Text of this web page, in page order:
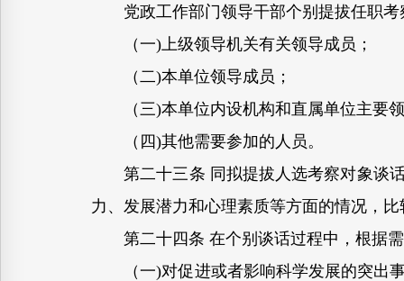
党政工作部门领导干部个别提拔任职考
（一)上级领导机关有关领导成员；
（二)本单位领导成员；
（三)本单位内设机构和直属单位主要
（四)其他需要参加的人员。
第二十三条 同拟提拔人选考察对象谈话
力、发展潜力和心理素质等方面的情况，
第二十四条 在个别谈话过程中，根据需
（一)对促进或者影响科学发展的突出事